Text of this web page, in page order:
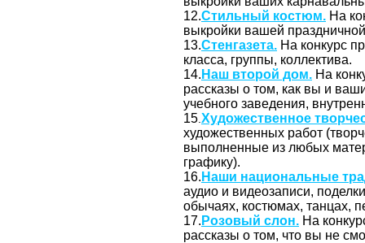
12.Стильный костюм. На
выкройки вашей
13.Стенгазета. На конкурс
класса, группы, коллектива.
14. Наш второй дом. На
рассказы о том, как вы и
учебного заведения,
15 Художественное
художественных работ
выполненные из любых
графику).
16. Наши национальные
аудио и видеозаписи,
обычаях, костюмах, танцах,
17. Розовый слон. На
рассказы о том, что вы не